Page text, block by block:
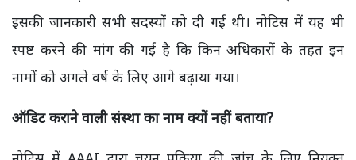
इसकी जानकारी सभी सदस्यों को दी गई थी। नोटिस में यह भी
स्पष्ट करने की मांग की गई है कि किन अधिकारों के तहत इन
नामों को अगले वर्ष के लिए आगे बढ़ाया गया।
ऑडिट कराने वाली संस्था का नाम क्यों नहीं बताया?